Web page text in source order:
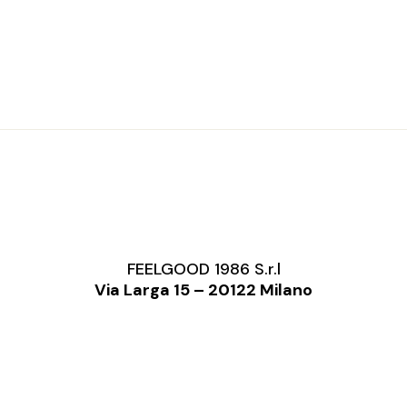
FEELGOOD 1986 S.r.l
Via Larga 15 – 20122 Milano